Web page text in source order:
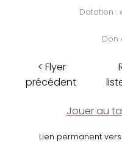
Datation :
Don
< Flyer
précédent
Jouer au
Lien permanent